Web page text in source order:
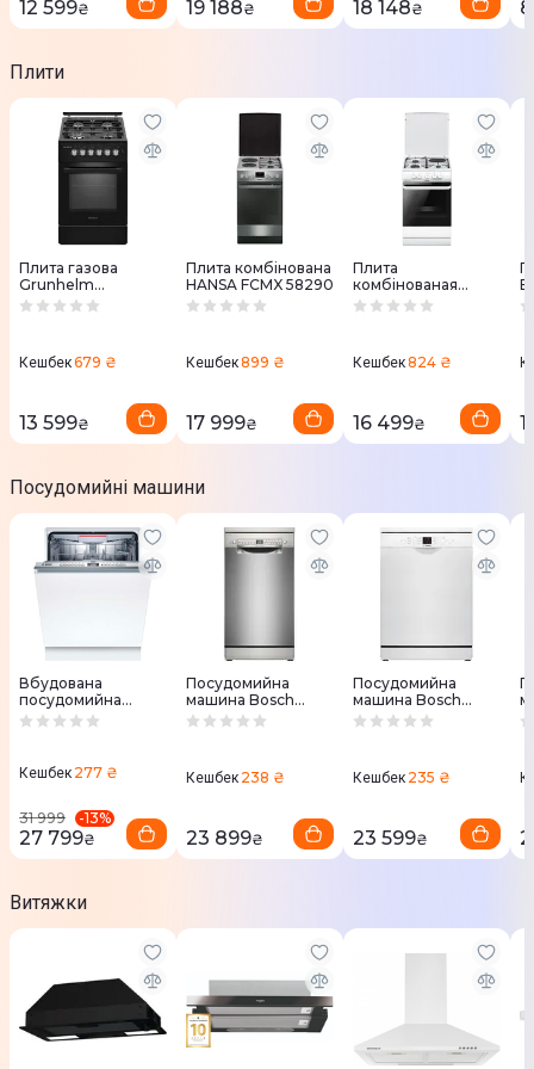
12 599₴ 19 188₴ 18 148₴
Плити
Плита газова
Grunhelm
G4F56124B
Кешбек679 ₴
13 599₴
Плита комбінована
HANSA FCMX 58290
Кешбек899 ₴
17 999₴
Плита
комбінованая
Hansa
Кешбек824 ₴
16 499₴
Посудомийні машини
Вбудована
посудомийна
машина Bosch
Кешбек 277 ₴
31 999 -13%
27 799₴
Посудомийна
машина Bosch
SPS2IKI55K
Кешбек 238 ₴
23 899₴
Посудомийна
машина Bosch
SMS26DW00T
Кешбек 235 ₴
23 599₴
Витяжки